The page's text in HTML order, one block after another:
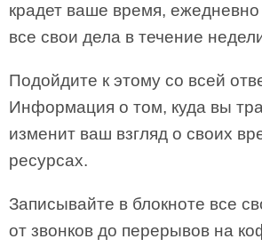
крадет ваше время,
все свои дела в течение
Подойдите к этому со всей
Информация о том, куда вы
изменит ваш взгляд о своих
ресурсах.
Записывайте в блокноте все
от звонков до перерывов на